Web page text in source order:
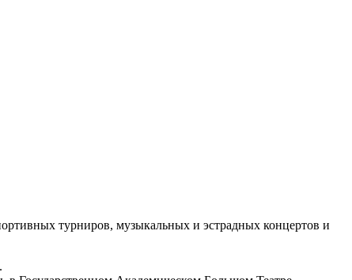
турниров, музыкальных и эстрадных концертов и